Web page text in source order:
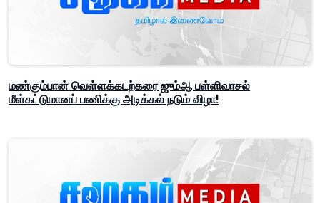
மண்கும்பான் வெள்ளக்கடற்கரை ஜும்ஆ பள்ளிவாசல்
மீள்கட்டுமானப் பணிக்கு அடிக்கல் நடும் விழா!